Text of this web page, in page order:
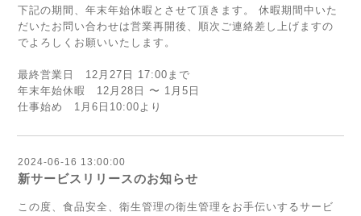
下記の期間、年末年始休暇とさせて頂きます。 休暇期間中いた
だいたお問い合わせは営業再開後、順次ご連絡差し上げますの
でよろしくお願いいたします。
最終営業日 12月27日 17:00まで
年末年始休暇 12月28日 〜 1月5日
仕事始め 1月6日10:00より
2024-06-16 13:00:00
新サービスリリースのお知らせ
この度、食品安全、衛生管理の衛生管理をお手伝いするサービ